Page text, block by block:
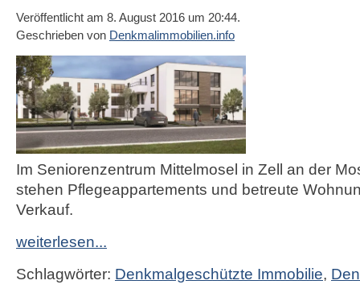
Veröffentlicht am 8. August 2016 um 20:44.
Geschrieben von Denkmalimmobilien.info
Im Seniorenzentrum Mittelmosel in Zell an der
stehen Pflegeappartements und betreute
Verkauf.
weiterlesen...
Schlagwörter: Denkmalgeschützte Immobilie,